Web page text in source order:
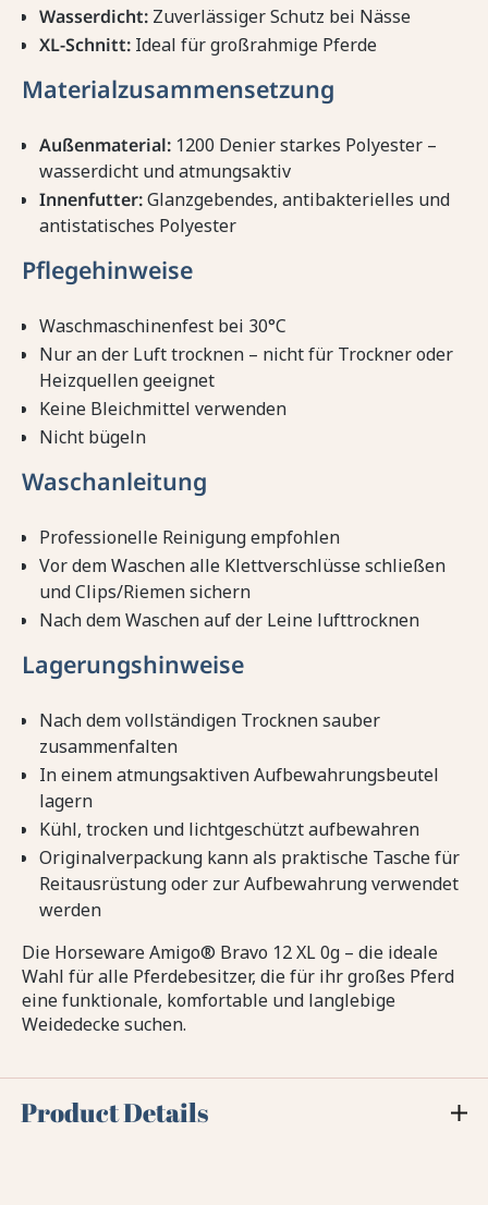
Wasserdicht: Zuverlässiger Schutz bei Nässe
XL-Schnitt: Ideal für großrahmige Pferde
Materialzusammensetzung
Außenmaterial: 1200 Denier starkes Polyester –
wasserdicht und atmungsaktiv
Innenfutter:Glanzgebendes, antibakterielles und
antistatisches Polyester
Pflegehinweise
Waschmaschinenfest bei 30°C
Nur an der Luft trocknen – nicht für Trockner oder
Heizquellen geeignet
Keine Bleichmittel verwenden
Nicht bügeln
Waschanleitung
Professionelle Reinigung empfohlen
Vor dem Waschen alle Klettverschlüsse schließen
und Clips/Riemen sichern
Nach dem Waschen auf der Leine lufttrocknen
Lagerungshinweise
Nach dem vollständigen Trocknen sauber
zusammenfalten
In einem atmungsaktiven Aufbewahrungsbeutel
lagern
Kühl, trocken und lichtgeschützt aufbewahren
Originalverpackung kann als praktische Tasche für
Reitausrüstung oder zur Aufbewahrung verwendet
werden
Die Horseware Amigo® Bravo 12 XL 0g – die ideale
Wahl für alle Pferdebesitzer, die für ihr großes Pferd
eine funktionale, komfortable und langlebige
Weidedecke suchen.
Product Details